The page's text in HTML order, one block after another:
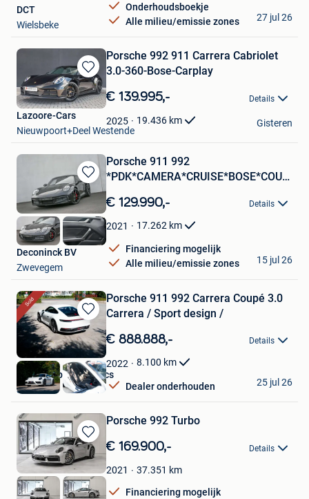
Onderhoudsboekje
Alle milieu/emissie zones
DCT
Wielsbeke
27 jul 26
Bewaren
in
Mijn
Favorieten
Porsche 992 911 Carrera Cabriolet
3.0-360-Bose-Carplay
€ 139.995,- Details
2025 19.436 km
Lazoore-Cars
Nieuwpoort+Deel Westende
Gisteren
Bewaren
in
Mijn
Favorieten
Porsche 911 992
*PDK*CAMERA*CRUISE*BOSE*COUPE*
€ 129.990,- Details
2021 17.262 km
Financiering mogelijk
Alle milieu/emissie zones
Deconinck BV
Zwevegem
15 jul 26
Bewaren
in
Mijn
Favorieten
Porsche 911 992 Carrera Coupé 3.0
Carrera / Sport design /
€ 888.888,- Details
2022 8.100 km
Dealer onderhouden
Carrera Sport Classics
Schoten
25 jul 26
Bewaren
in
Mijn
Favorieten
Porsche 992 Turbo
€ 169.900,- Details
2021 37.351 km
Financiering mogelijk